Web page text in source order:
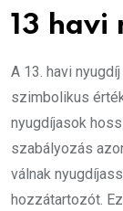
13 havi
A 13. havi
szimbolikus
nyugdíjasok
szabályozás
válnak
hozzátartozót.